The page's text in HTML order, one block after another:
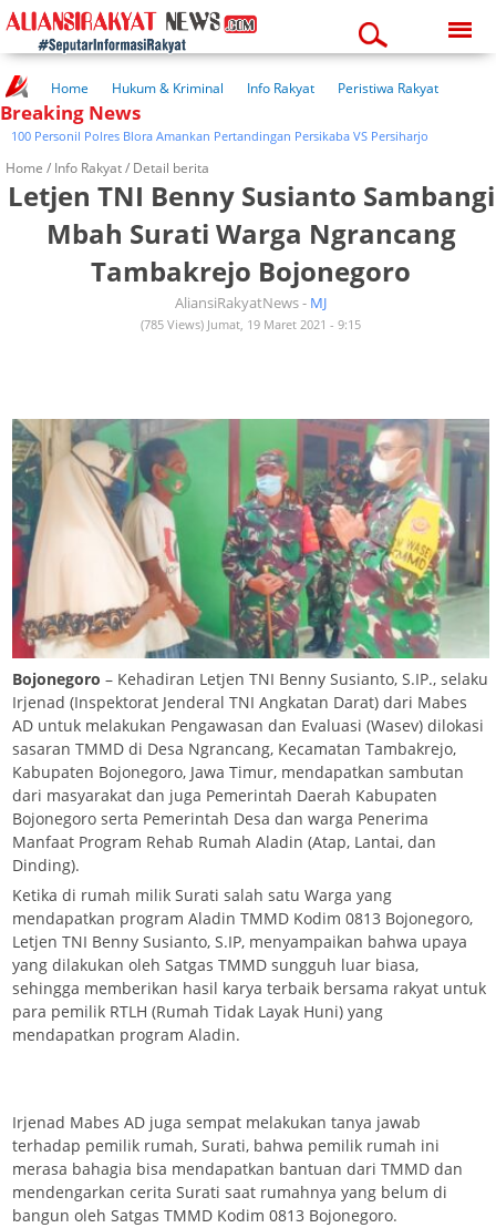
08:45:47 pm
Home Hukum & Kriminal Info Rakyat
Peristiwa Rakyat
Kuliner Rakyat
Wisata Rakyat
Pendidikan
Kesehatan
Breaking News
Personil Polres Blora Amankan Pertandingan Persikaba VS Persiharjo
Home / Info Rakyat/ Detail berita
Letjen TNI Benny Susianto Sambangi
Mbah Surati Warga Ngrancang
Tambakrejo Bojonegoro
AliansiRakyatNews - MJ
(785 Views) Jumat, 19 Maret 2021 - 9:15
Bojonegoro – Kehadiran Letjen TNI Benny Susianto, S.IP., selaku
Irjenad (Inspektorat Jenderal TNI Angkatan Darat) dari Mabes
AD untuk melakukan Pengawasan dan Evaluasi (Wasev) dilokasi
sasaran TMMD di Desa Ngrancang, Kecamatan Tambakrejo,
Kabupaten Bojonegoro, Jawa Timur, mendapatkan sambutan
dari masyarakat dan juga Pemerintah Daerah Kabupaten
Bojonegoro serta Pemerintah Desa dan warga Penerima
Manfaat Program Rehab Rumah Aladin (Atap, Lantai, dan
Dinding).
Ketika di rumah milik Surati salah satu Warga yang
mendapatkan program Aladin TMMD Kodim 0813 Bojonegoro,
Letjen TNI Benny Susianto, S.IP, menyampaikan bahwa upaya
yang dilakukan oleh Satgas TMMD sungguh luar biasa,
sehingga memberikan hasil karya terbaik bersama rakyat untuk
para pemilik RTLH (Rumah Tidak Layak Huni) yang
mendapatkan program Aladin.
Irjenad Mabes AD juga sempat melakukan tanya jawab
terhadap pemilik rumah, Surati, bahwa pemilik rumah ini
merasa bahagia bisa mendapatkan bantuan dari TMMD dan
mendengarkan cerita Surati saat rumahnya yang belum di
bangun oleh Satgas TMMD Kodim 0813 Bojonegoro.